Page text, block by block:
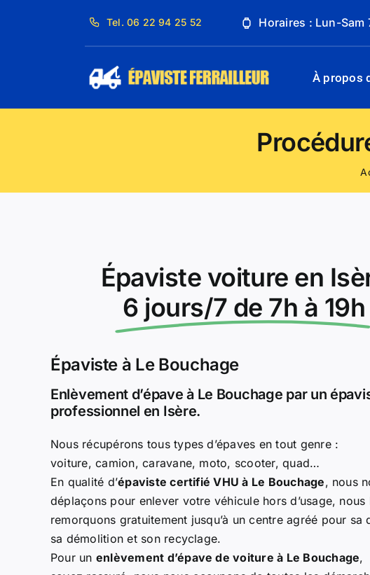
Tel. 06 22 94 25 52 Horaires : Lun-Sam
À propos
Épaviste voiture en
6 jours/7 de 7h à 19h
Épaviste à Le Bouchage
Enlèvement d’épave à Le Bouchage par un
professionnel en Isère.
Nous récupérons tous types d’épaves en tout genre :
voiture, camion, caravane, moto, scooter, quad…
En qualité d’épaviste certifié VHU à Le Bouchage, nous
déplaçons pour enlever votre véhicule hors d’usage, nous
remorquons gratuitement jusqu’à un centre agréé pour sa
sa démolition et son recyclage.
Pour un enlèvement d’épave de voiture à Le Bouchage,